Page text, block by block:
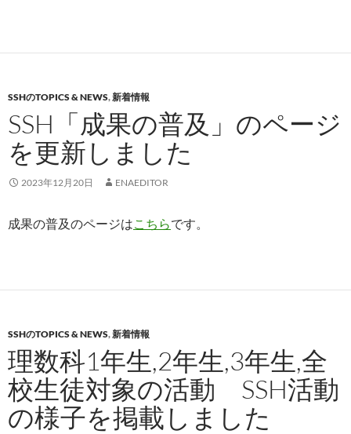
SSHのTOPICS & NEWS,新着情報
SSH「成果の普及」のページ
を更新しました
2023年12月20日 ENAEDITOR
成果の普及のページは こち らです。
SSHのTOPICS & NEWS,新着情報
理数科1年生,2年生,3年生,全
校生徒対象の活動 SSH活動
の様子を掲載しました